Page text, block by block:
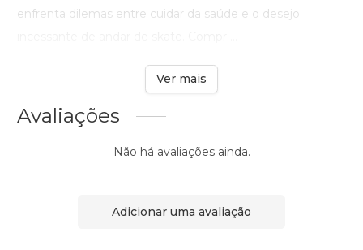
enfrenta dilemas entre cuidar da saúde e o desejo
Ver mais
Avaliações
Não há avaliações ainda.
Adicionar uma avaliação